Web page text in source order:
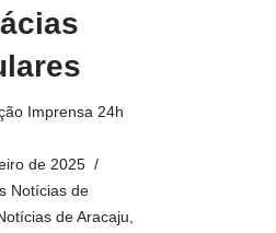
Imprensa 24h
de 2025
Notícias de
de Aracaju,